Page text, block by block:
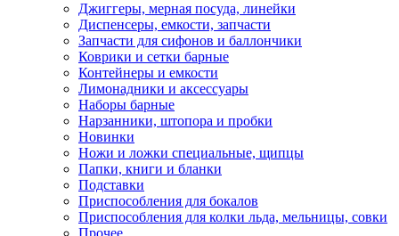
Джиггеры, мерная посуда, линейки
Диспенсеры, емкости, запчасти
Запчасти для сифонов и баллончики
Коврики и сетки барные
Контейнеры и емкости
Лимонадники и аксессуары
Наборы барные
Нарзанники, штопора и пробки
Новинки
Ножи и ложки специальные, щипцы
Папки, книги и бланки
Подставки
Приспособления для бокалов
Приспособления для колки льда, мельницы, совки
Прочее